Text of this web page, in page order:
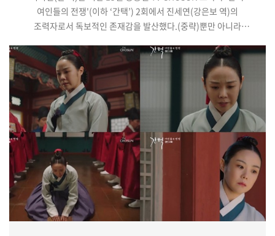
여인들의 전쟁'(이하 ‘간택’) 2회에서 진세연(강은보 역)의
조력자로서 독보적인 존재감을 발산했다.(중략)뿐만 아니라
무사히 살아남아 다시 돌아올 수 있을지 극의 흥미진진함을 더하며
궁금증을 증폭시켰다.이처럼 이시언은 진지함과 가벼움을
넘나드는 조선 남사친 ‘왈’로 완벽 변신해 보는 이들의 시선을
사로잡았다.기사원문 및 출처 : OSEN 강서정 기자
http://osen.mt.co.kr/ar…